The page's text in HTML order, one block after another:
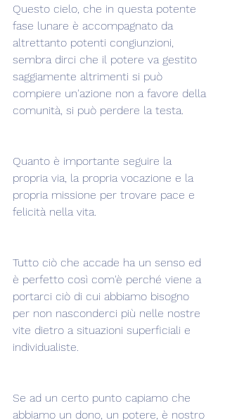
Questo cielo, che in questa potente
fase lunare è accompagnato da
altrettanto potenti congiunzioni,
sembra dirci che il potere va gestito
saggiamente altrimenti si può
compiere un'azione non a favore della
comunità, si può perdere la testa.
Quanto è importante seguire la
propria via, la propria vocazione e la
propria missione per trovare pace e
felicità nella vita.
Tutto ciò che accade ha un senso ed
è perfetto così com'è perché viene a
portarci ciò di cui abbiamo bisogno
per non nasconderci più nelle nostre
vite dietro a situazioni superficiali e
individualiste.
Se ad un certo punto capiamo che
abbiamo un dono, un potere, è nostro